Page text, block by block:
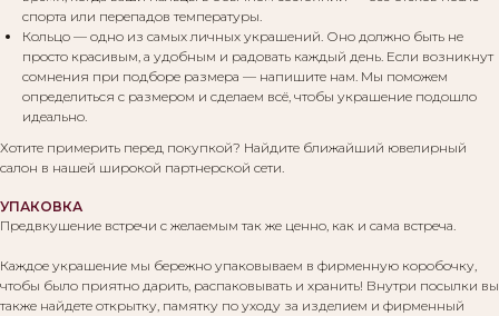
спорта или перепадов температуры.
Кольцо — одно из самых личных украшений. Оно должно быть не
просто красивым, а удобным и радовать каждый день. Если возникнут
сомнения при подборе размера — напишите нам. Мы поможем
определиться с размером и сделаем всё, чтобы украшение подошло
идеально.
Хотите примерить перед покупкой? Найдите ближайший ювелирный
салон в нашей широкой партнерской сети.
УПАКОВКА
Предвкушение встречи с желаемым так же ценно, как и сама встреча.
Каждое украшение мы бережно упаковываем в фирменную коробочку,
чтобы было приятно дарить, распаковывать и хранить! Внутри посылки вы
также найдете открытку, памятку по уходу за изделием и фирменный
Вам могут понравиться: